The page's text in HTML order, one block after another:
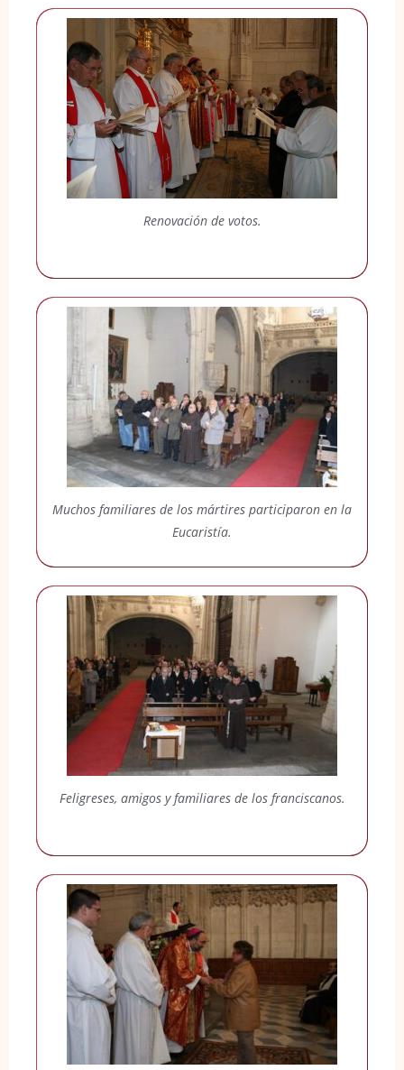
Renovación de votos.
Muchos familiares de los mártires participaron en la
Eucaristía.
Feligreses, amigos y familiares de los franciscanos.